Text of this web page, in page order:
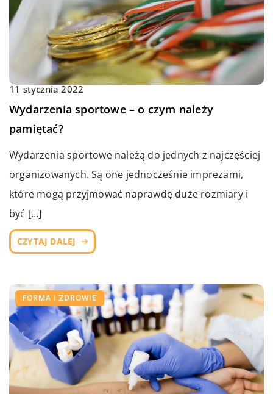
11 stycznia 2022
Wydarzenia sportowe – o czym należy
pamiętać?
Wydarzenia sportowe należą do jednych z najczęściej
organizowanych. Są one jednocześnie imprezami,
które mogą przyjmować naprawdę duże rozmiary i
być […]
CZYTAJ DALEJ
FORMA I ZDROWIE